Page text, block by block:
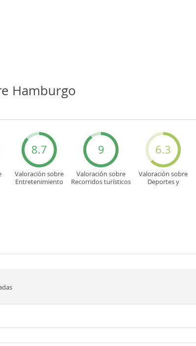
Hamburgo
8.7
Valoración sobre
Entretenimiento
9
Valoración sobre
Recorridos turísticos
6.3
Valoración sobre
Deportes y